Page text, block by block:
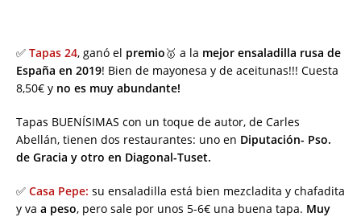
✅ Tapas 24, ganó el premio🥇 a la mejor ensaladilla rusa de
España en 2019! Bien de mayonesa y de aceitunas!!! Cuesta
8,50€ y no es muy abundante!
Tapas BUENÍSIMAS con un toque de autor, de Carles
Abellán, tienen dos restaurantes: uno en Diputación- Pso.
de Gracia y otro en Diagonal-Tuset.
✅ Casa Pepe: su ensaladilla está bien mezcladita y chafadita
y va a peso, pero sale por unos 5-6€ una buena tapa. Muy